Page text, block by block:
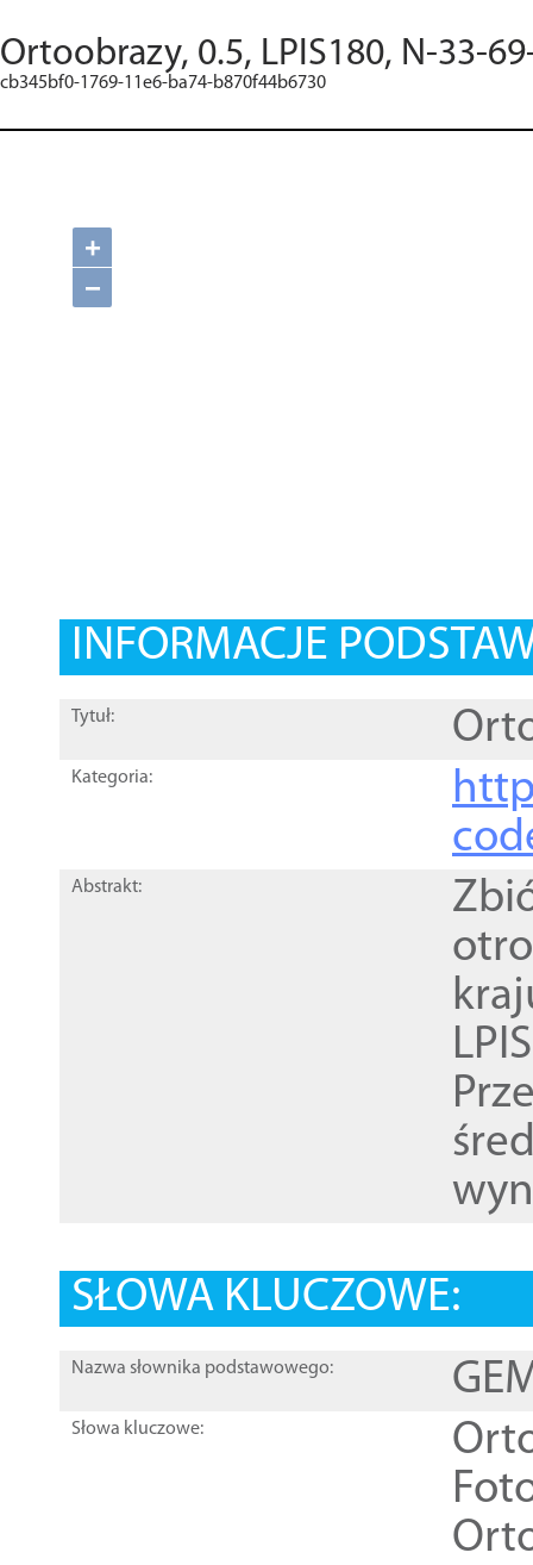
Ortoobrazy, 0.5, LPIS180, N-33-
cb345bf0-1769-11e6-ba74-b870f44b6730
+
−
INFORMACJE
Tytuł:
Kategoria:
Abstrakt:
SŁOWA KLUCZOWE:
Nazwa słownika podstawowego:
Słowa kluczowe: